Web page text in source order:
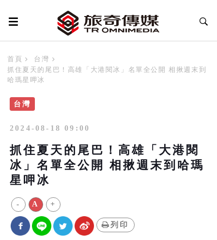
首頁
台灣
抓住夏天的尾巴！高雄「大港閱冰」名單全公開 相揪週末到
哈瑪星呷冰
台灣
2024-08-18 09:00
抓住夏天的尾巴！高雄「大港閱
冰」名單全公開 相揪週末到哈瑪
星呷冰
- A +
列印